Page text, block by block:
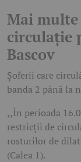
Mai
circulație
Bascov
Șoferii care
banda 2 până la
,,În perioada
restricții de
rosturilor de
(Calea 1).